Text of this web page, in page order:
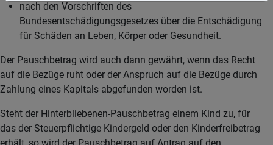
nach den Vorschriften des
Bundesentschädigungsgesetzes über die Entschädigung
für Schäden an Leben, Körper oder Gesundheit.
Der Pauschbetrag wird auch dann gewährt, wenn das Recht
auf die Bezüge ruht oder der Anspruch auf die Bezüge durch
Zahlung eines Kapitals abgefunden worden ist.
Steht der Hinterbliebenen-Pauschbetrag einem Kind zu, für
das der Steuerpflichtige Kindergeld oder den Kinderfreibetrag